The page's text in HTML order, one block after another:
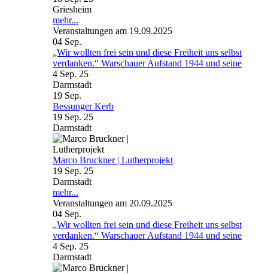
Griesheim
mehr...
Veranstaltungen am 19.09.2025
04 Sep.
„Wir wollten frei sein und diese Freiheit uns selbst
verdanken.“ Warschauer Aufstand 1944 und seine
4 Sep. 25
Darmstadt
19 Sep.
Bessunger Kerb
19 Sep. 25
Darmstadt
Marco Bruckner | Lutherprojekt
19 Sep. 25
Darmstadt
mehr...
Veranstaltungen am 20.09.2025
04 Sep.
„Wir wollten frei sein und diese Freiheit uns selbst
verdanken.“ Warschauer Aufstand 1944 und seine
4 Sep. 25
Darmstadt